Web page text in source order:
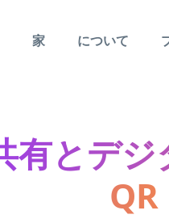
家
について
有とデ